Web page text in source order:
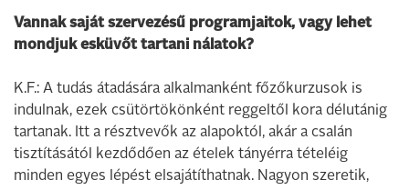
Vannak saját szervezésű programjaitok, vagy lehet
mondjuk esküvőt tartani nálatok?
K.F.: A tudás átadására alkalmanként főzőkurzusok is
indulnak, ezek csütörtökönként reggeltől kora délutánig
tartanak. Itt a résztvevők az alapoktól, akár a csalán
tisztításától kezdődően az ételek tányérra tételéig
minden egyes lépést elsajátíthatnak. Nagyon szeretik,